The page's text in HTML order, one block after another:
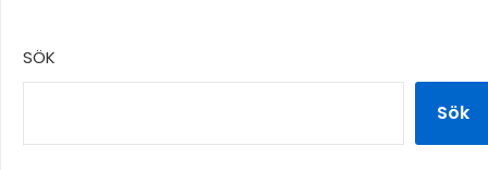
SÖK
Sök